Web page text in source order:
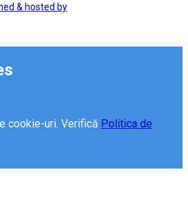
& hosted by
cookie-uri. Verifică Politica de